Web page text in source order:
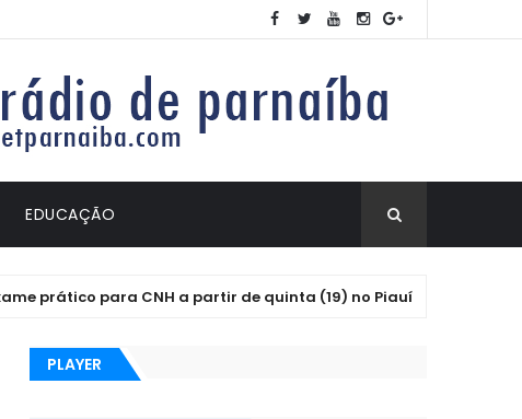
EDUCAÇÃO
para CNH a partir de quinta (19) no Piauí
PLAYER